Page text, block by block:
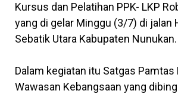
Kursus dan Pelatihan PPK- LKP
yang di gelar Minggu (3/7) di jalan
Sebatik Utara Kabupaten Nunukan.
Dalam kegiatan itu Satgas Pamtas
Wawasan Kebangsaan yang